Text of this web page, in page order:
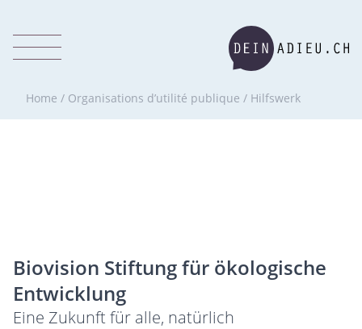
Home / Organisations d’utilité publique / Hilfswerk
Biovision Stiftung für ökologische
Entwicklung
Eine Zukunft für alle, natürlich